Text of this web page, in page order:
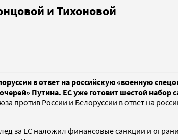
и Тихоновой
в ответ на российскую «военную
Путина. ЕС уже готовит шестой набор
против России и Белоруссии в ответ на
за ЕС наложил финансовые санкции и